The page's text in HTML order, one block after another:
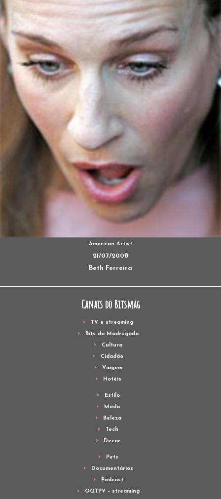
American Artist
21/07/2008
Beth Ferreira
Canais do Bitsmag
TV e streaming
Bits da Madrugada
Cultura
Cidadão
Viagem
Hotéis
Estilo
Moda
Beleza
Tech
Decor
Pets
Documentários
Podcast
OQTPV – streaming